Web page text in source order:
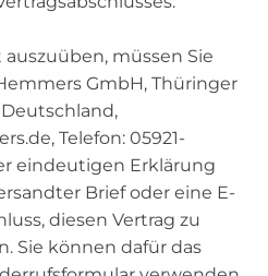
müssen Sie
GmbH, Thüringer
Deutschland,
Telefon: 05921-
eindeutigen Erklärung
Brief oder eine E-
diesen Vertrag zu
Sie können dafür das